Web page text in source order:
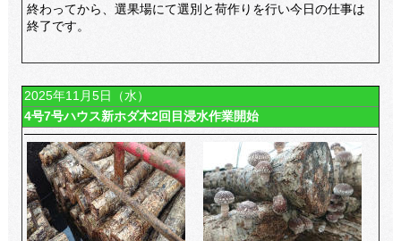
終わってから、選果場にて選別と荷作りを行い今日の仕事は
終了です。
2025年11月5日（水）
4号7号ハウス新ホダ木2回目浸水作業開始